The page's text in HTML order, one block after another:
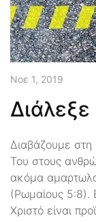
Νοε 1, 2019
Διαβάζουμε στη
Του στους
ακόμα
(Ρωμαίους 5:8).
Χριστό είναι